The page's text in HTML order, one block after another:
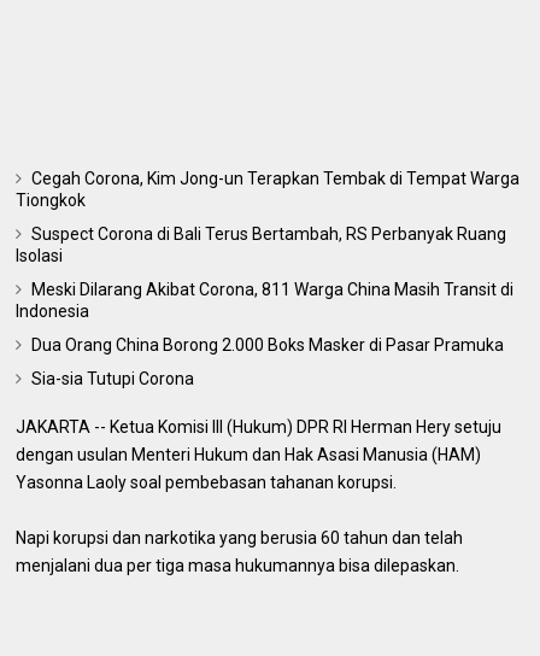
Cegah Corona, Kim Jong-un Terapkan Tembak di Tempat Warga
Tiongkok
Suspect Corona di Bali Terus Bertambah, RS Perbanyak Ruang
Isolasi
Meski Dilarang Akibat Corona, 811 Warga China Masih Transit di
Indonesia
Dua Orang China Borong 2.000 Boks Masker di Pasar Pramuka
Sia-sia Tutupi Corona
JAKARTA -- Ketua Komisi III (Hukum) DPR RI Herman Hery setuju
dengan usulan Menteri Hukum dan Hak Asasi Manusia (HAM)
Yasonna Laoly soal pembebasan tahanan korupsi.
Napi korupsi dan narkotika yang berusia 60 tahun dan telah
menjalani dua per tiga masa hukumannya bisa dilepaskan.